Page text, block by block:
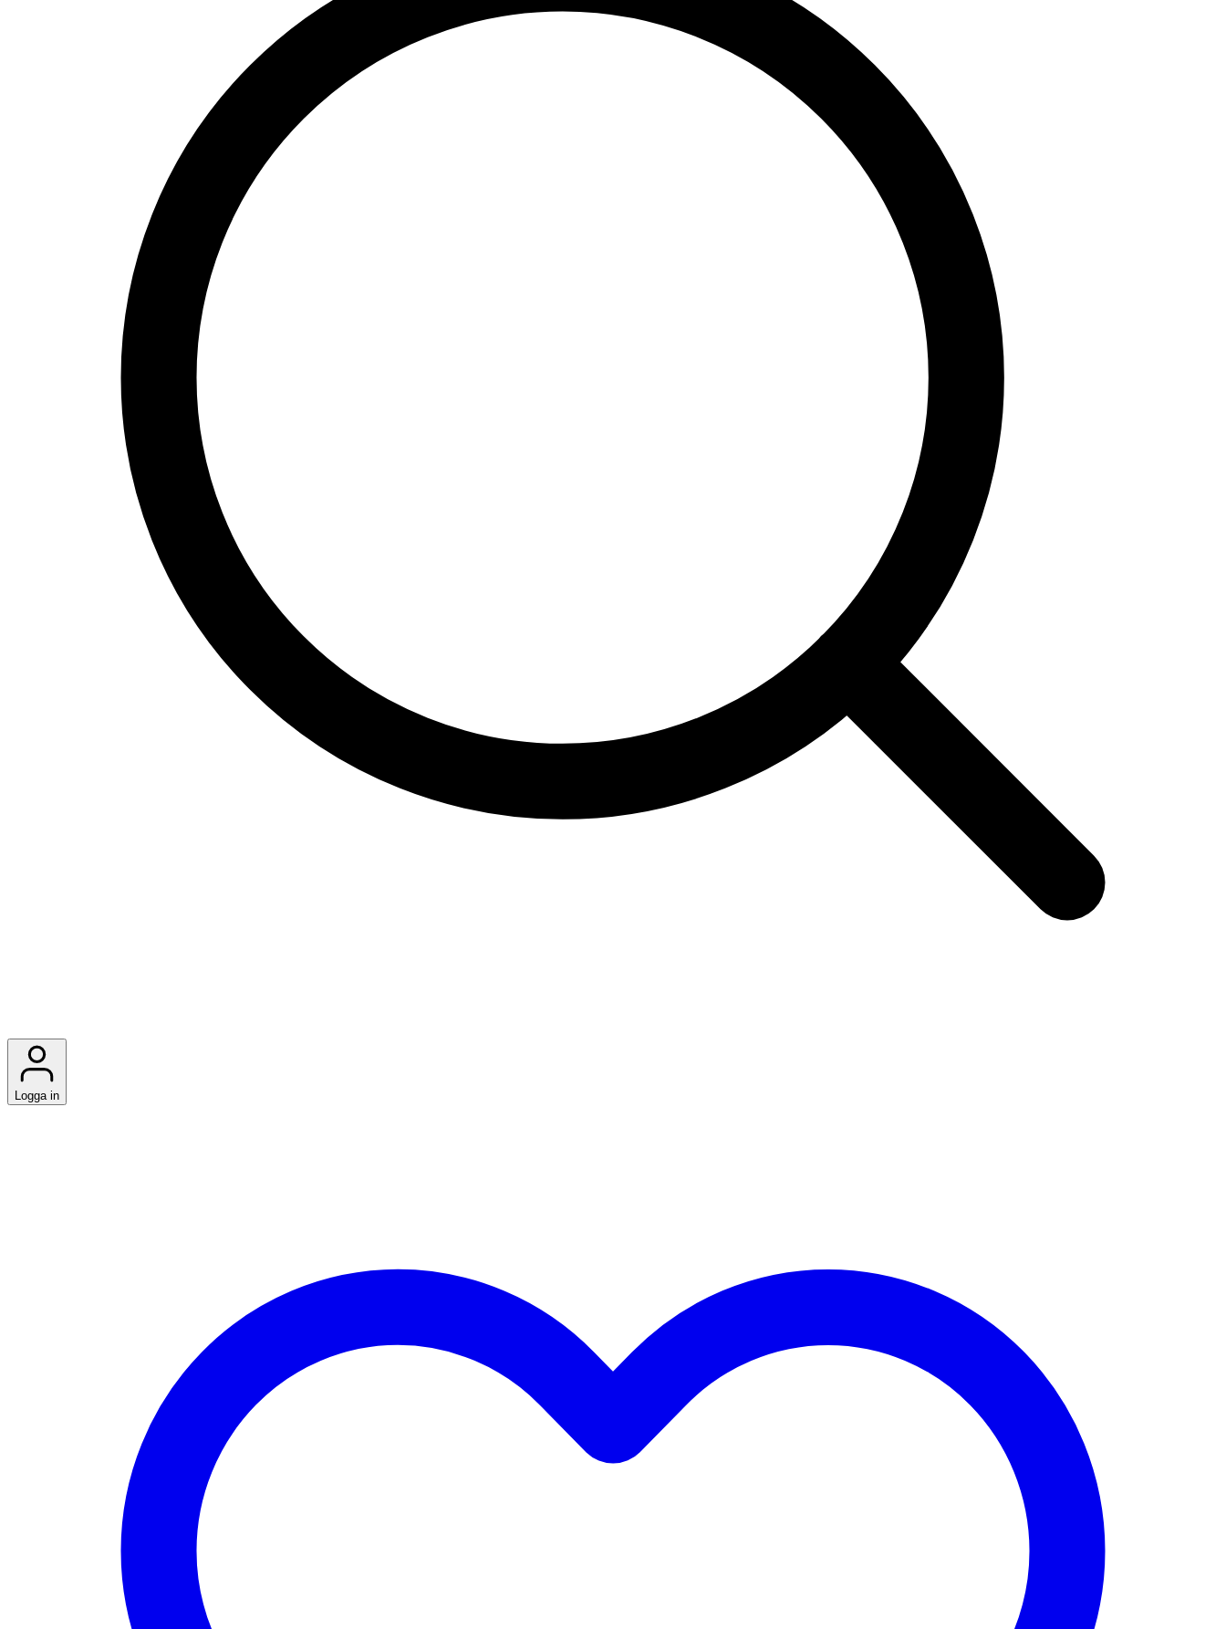
Logga in